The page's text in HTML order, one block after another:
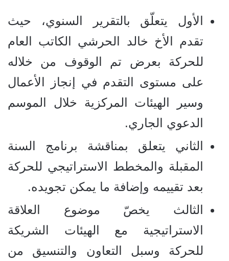
الأول يتعلّق بالتقرير السنوي، حيث
تقدم الأخ خالد الحرشي الكاتب العام
للحركة بعرض تم الوقوف من خلاله
على مستوى التقدم في إنجاز الأعمال
وسير الهيئات المركزية خلال الموسم
الدعوي الجاري.
الثاني يتعلق بمناقشة برنامج السنة
المقبلة والمخطط الاستراتيجي للحركة
بعد تقييمه وإضافة ما يمكن تجويده.
الثالث يخصّ موضوع العلاقة
الاستراتيجية مع الهيئات الشريكة
للحركة وسبل التعاون والتنسيق من